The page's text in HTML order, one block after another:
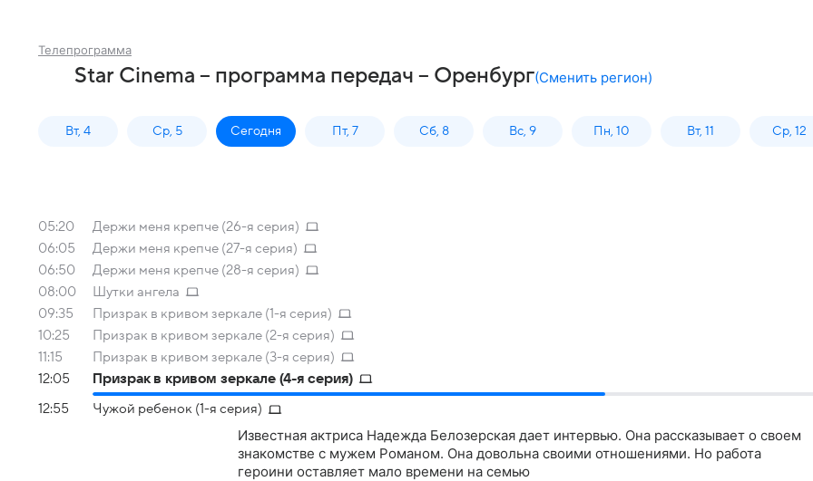
Телепрограмма
Star Cinema – программа передач – Оренбург(Сменить регион)
Вт, 4 Ср, 5 Сегодня Пт, 7 Сб, 8 Вс, 9 Пн, 10 Вт, 11 Ср, 12
05:20
Держи меня крепче (26-я серия)
06:05
Держи меня крепче (27-я серия)
06:50
Держи меня крепче (28-я серия)
08:00
Шутки ангела
09:35
Призрак в кривом зеркале (1-я серия)
10:25
Призрак в кривом зеркале (2-я серия)
11:15
Призрак в кривом зеркале (3-я серия)
12:05
Призрак в кривом зеркале (4-я серия)
12:55 Чужой ребенок (1-я серия)
Известная актриса Надежда Белозерская дает интервью. Она рассказывает о своем
знакомстве с мужем Романом. Она довольна своими отношениями. Но работа
героини оставляет мало времени на семью